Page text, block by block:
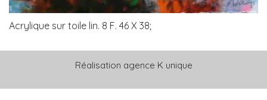
Acrylique sur toile lin. 8 F. 46 X 38;
Réalisation agence K unique